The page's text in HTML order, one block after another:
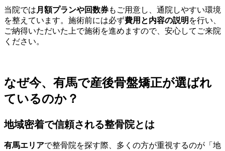
当院では 月額プランや回数券もご用意し、通院しやすい環境
を整えています。施術前には必ず費用と内容の説明 を行い、
ご納得いただいた上で施術を進めますので、安心してご来院
ください。
なぜ今、有馬で産後骨盤矯正が選ばれ
ているのか？
地域密着で信頼される整骨院とは
有馬エリアで整骨院を探す際、多くの方が重視するのが「地